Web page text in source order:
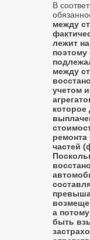
В
между
лежит
поэтому
между
учетом
ремонта
частей
а
быть